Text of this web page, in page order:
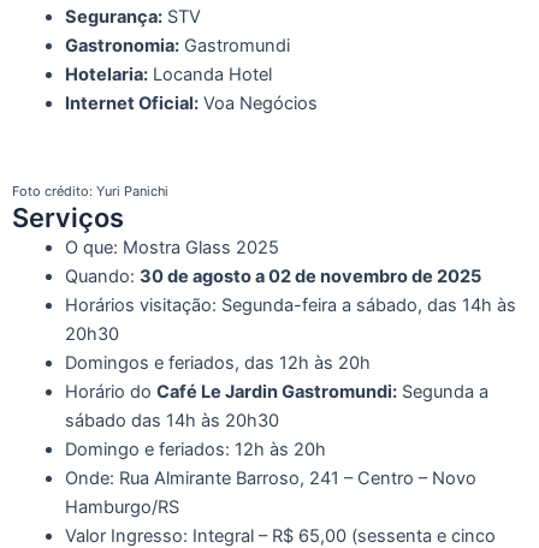
Segurança:STV
Gastronomia:Gastromundi
Hotelaria:Locanda Hotel
Internet Oficial:Voa Negócios
Foto crédito: Yuri Panichi
Serviços
O que: Mostra Glass 2025
Quando: 30 de agosto a 02 de novembro de 2025
Horários visitação: Segunda-feira a sábado, das 14h às
20h30
Domingos e feriados, das 12h às 20h
Horário do Café Le Jardin Gastromundi:Segunda a
sábado das 14h às 20h30
Domingo e feriados: 12h às 20h
Onde: Rua Almirante Barroso, 241 – Centro – Novo
Hamburgo/RS
Valor Ingresso: Integral – R$ 65,00 (sessenta e cinco